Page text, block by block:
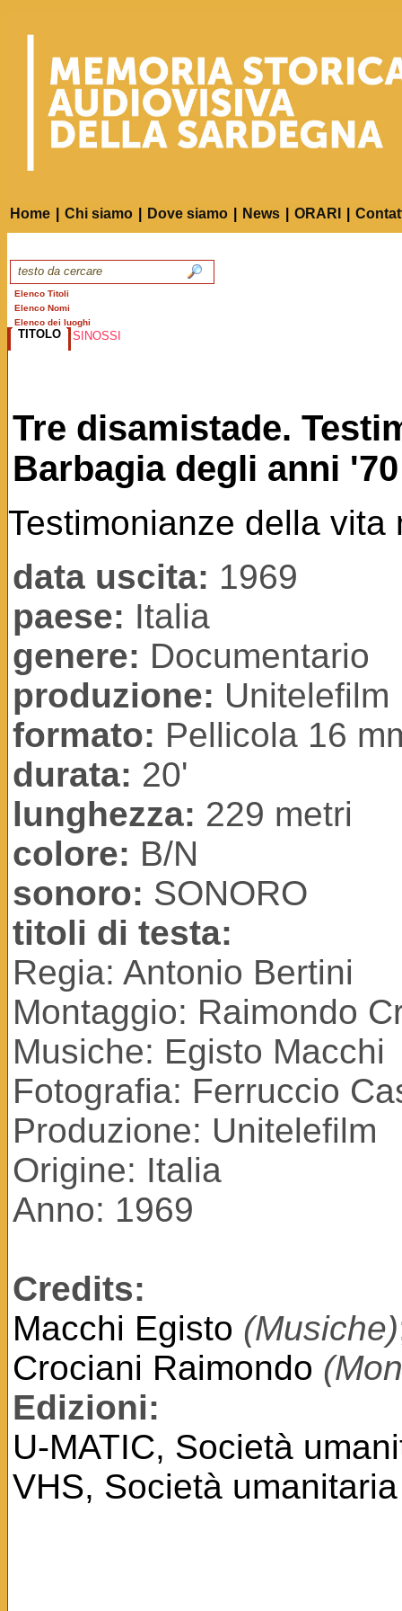
Home Chi siamo Dove siamo News ORARI
Elenco Titoli
Elenco Nomi
Elenco dei luoghi
TITOLO SINOSSI
Tre disamistade.
Barbagia degli anni '70
Testimonianze della
data uscita: 1969
paese: Italia
genere: Documentario
produzione: Unitelefilm
formato: Pellicola 16
durata: 20'
lunghezza: 229 metri
colore: B/N
sonoro: SONORO
titoli di testa:
Regia: Antonio Bertini
Montaggio: Raimondo
Musiche: Egisto Macchi
Fotografia: Ferruccio
Produzione: Unitelefilm
Origine: Italia
Anno: 1969
Credits:
Macchi Egisto (Musiche)
Crociani Raimondo
Edizioni:
U-MATIC, Società
VHS, Società